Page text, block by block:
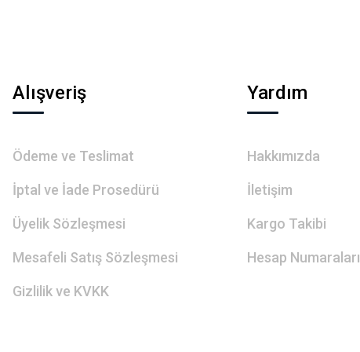
Alışveriş
Ödeme ve Teslimat
İptal ve İade Prosedürü
Üyelik Sözleşmesi
Mesafeli Satış Sözleşmesi
Gizlilik ve KVKK
Yardım
Hakkımızda
İletişim
Kargo Takibi
Hesap Numaraları